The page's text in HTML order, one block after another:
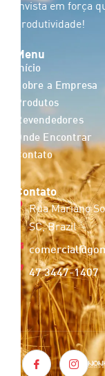
Invista em força
produtividade!
Menu
Início
Sobre a Empresa
Produtos
Revendedores
Onde Encontrar
Contato
Contato
Rua Mariano
SC, Brazil
47 3447-1407